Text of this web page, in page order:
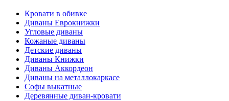
Кровати в обивке
Диваны Еврокнижки
Угловые диваны
Кожаные диваны
Детские диваны
Диваны Книжки
Диваны Аккордеон
Диваны на металлокаркасе
Софы выкатные
Деревянные диван-кровати